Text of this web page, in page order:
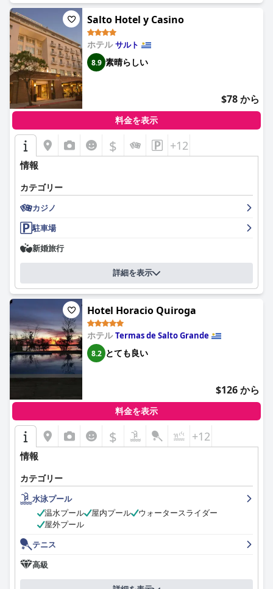
り、高品質のベッドや、ジャグジーバス、ミニキッチンなどの追
加のアメニティを備えています。家具が古くなっていたり、部屋
のアメニティに時折問題があるなどの小さな問題は、部屋に関す
る圧倒的に肯定的なフィードバックを大きく損なうものではあり
ません。厳格な毎日の清掃ルーチンにより、手入れの行き届いた
プールを含め、ホテル全体で高い清潔さが維持されています。
アラペイ・オアシス・テルマル・ホテルのスタッフは、気配り、
親切さ、宿泊客のニーズに応えようとする姿勢で評価されてお
り、宿泊客の満足度向上に大きく貢献しています。ただし、Wi-Fi
の接続性など、改善の余地がある部分もあり、時折問題が発生し
たり、パフォーマンスが一貫していなかったりすることが報告さ
れています。
スパ施設は賛否両論あり、優れたサービスとマッサージは高く評
価されていますが、改善点としては、営業時間や一部のアメニテ
ィのメンテナンスが挙げられます。ジムは基本的なニーズには十
分ですが、より良い設備とより多くのエクササイズオプションが
温泉水を使用した、手入れの行き届いた屋内プールと屋外プール
が特徴です。アニメーションチームによる、大人と子供向けの活
気のあるエンターテイメントプログラムは、全体的な体験を向上
させ、活気に満ちた楽しい雰囲気を作り出しています。
駐車場は広くて無料ですが、屋根付きの駐車場がなく、道路の整
備状態が悪いため、ホテルへのアクセスが難しいというコメント
が寄せられています。ホテルは家族連れに非常にお勧めです。子
供たちが夢中になり、楽しめるように、さまざまなアクティビテ
ィやエンターテイメントオプションを提供しています。
全体として、アラペイ・オアシス・テルマル・ホテルは、卓越し
たサービス、手入れの行き届いた施設、さまざまなエンターテイ
メントオプションを備えた、平和で快適な隠れ家を提供し、リラ
ックスと家族向けの休暇に最適な場所となっています。
Salto Hotel y Casino
ホテルサルト
8.9 素晴らしい
$78 から
料金を表示
$ +12
情報
カテゴリー
カジノ
駐車場
新婚旅行
詳細を表示
Hotel Horacio Quiroga
ホテルTermas de Salto Grande
8.2 とても良い
$126 から
料金を表示
$ +12
情報
カテゴリー
水泳プール
温水プール
屋内プール
ウォータースライダー
屋外プール
テニス
高級